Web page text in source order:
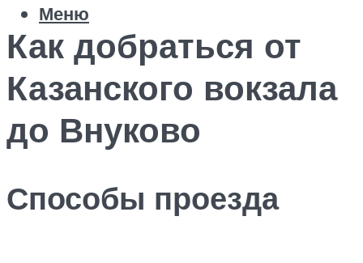
Меню
Как добраться от
Казанского вокзала
до Внуково
Способы проезда